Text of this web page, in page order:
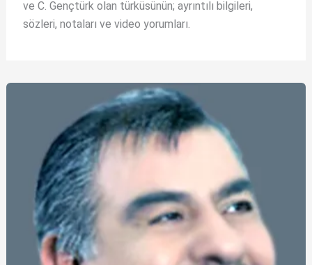
ve C. Gençtürk olan türküsünün; ayrıntılı bilgileri,
sözleri, notaları ve video yorumları.